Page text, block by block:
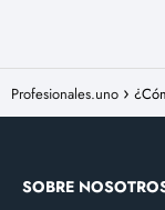
Profesionales.uno
SOBRE